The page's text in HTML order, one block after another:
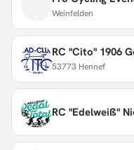
Weinfelden
RC "Cito" 1906
53773 Hennef
RC "Edelweiß"